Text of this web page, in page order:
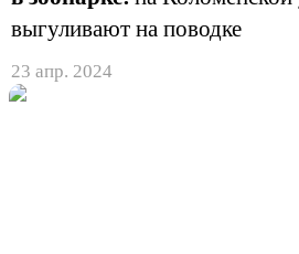
выгуливают на поводке
23 апр. 2024